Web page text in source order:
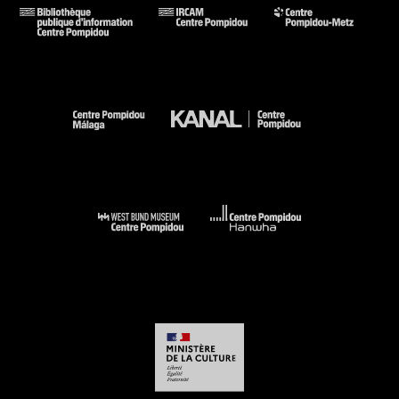
dir. de Benno Tempel) (cit. et reprod. coul. p. 140-141) . N°
isbn 978-94-6130-033-1
Saint-Tropez, L''Annonciade, musée de Saint-Tropez, 15 mars
Pierre Bonnard : (1867-1947) : peindre l''Arcadie : Paris,
Musée d''Orsay, 17 mars-19 juillet 2015// Madrid, Fundacion
Cogeval, Isabelle Cahn) (cat. n° 69 reprod. coul. p. 158) . N°
Voir la notice sur le portail de la Bibliothèque Kandinsky